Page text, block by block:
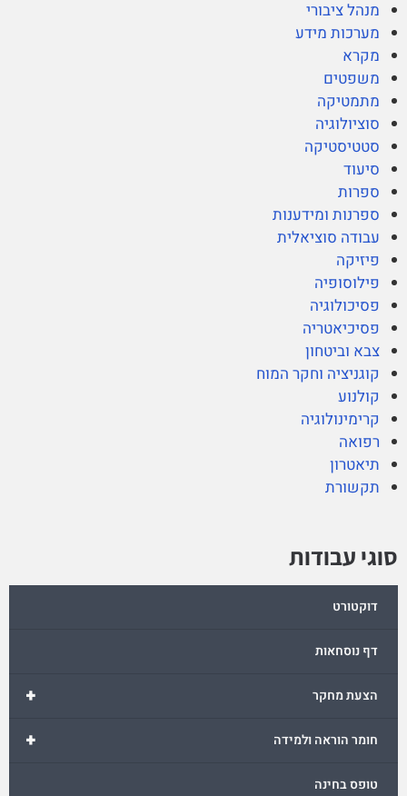
מנהל ציבורי
מערכות מידע
מקרא
משפטים
מתמטיקה
סוציולוגיה
סטטיסטיקה
סיעוד
ספרות
ספרנות ומידענות
עבודה סוציאלית
פיזיקה
פילוסופיה
פסיכולוגיה
פסיכיאטריה
צבא וביטחון
קוגניציה וחקר המוח
קולנוע
קרימינולוגיה
רפואה
תיאטרון
תקשורת
סוגי עבודות
דוקטורט
דף נוסחאות
+ הצעת מחקר
+ חומר הוראה ולמידה
טופס בחינה